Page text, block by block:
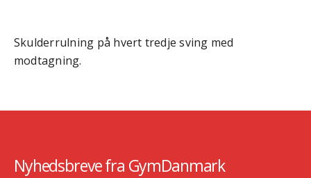
Skulderrulning på hvert tredje sving med
modtagning.
Nyhedsbreve fra GymDanmark